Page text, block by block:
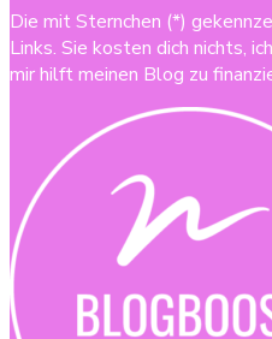
Die mit Sternchen (*)
Links. Sie kosten dich nichts,
mir hilft meinen Blog zu